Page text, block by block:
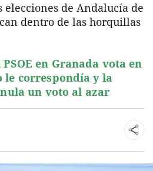
elecciones de Andalucía de
dentro de las horquillas
en Granada vota en
le correspondía y la
un voto al azar